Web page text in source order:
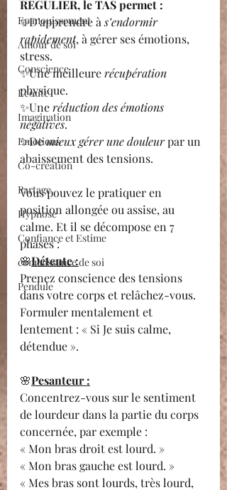
Epanouissement
Amour de soi
Conscience
Ecoute
Imagination
Emotions
Co-création
Partage
Hypnose
Confiance et Estime
connaissance de soi
Pendule
REGULIER, le TAS permet :
✨D’apprendre à s’endormir
rapidement, à gérer ses émotions,
stress.
✨Une meilleure récupération
physique.
✨Une réduction des émotions
négatives.
✨De mieux gérer une douleur par un
abaissement des tensions.
Vous pouvez le pratiquer en
position allongée ou assise, au
calme. Et il se décompose en 7
phases :
🌸Détente :
Prenez conscience des tensions
dans votre corps et relâchez-vous.
Formuler mentalement et
lentement : « Si Je suis calme,
détendue ».
🌸Pesanteur :
Concentrez-vous sur le sentiment
de lourdeur dans la partie du corps
concernée, par exemple :
« Mon bras droit est lourd. »
« Mon bras gauche est lourd. »
« Mes bras sont lourds, très lourd,